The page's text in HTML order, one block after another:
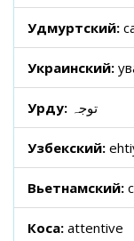
Удмуртский:
Украинский:
Урду: توجہ
Узбекский:
Вьетнамский:
Коса: attentive